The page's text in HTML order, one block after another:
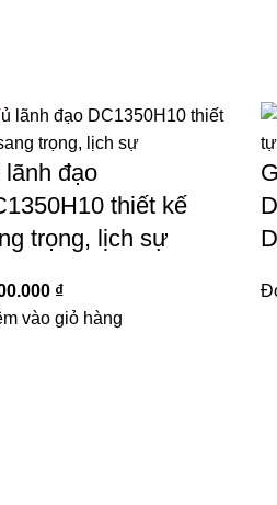
lãnh đạo
thiết kế
trọng, lịch sự
₫
vào giỏ hàng